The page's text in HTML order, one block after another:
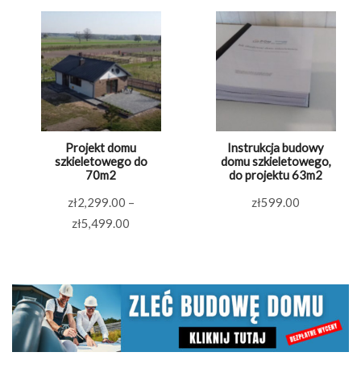
Projekt domu
szkieletowego do
70m2
zł2,299.00 –
zł5,499.00
zł2,299.00
do
zł5,499.00
Instrukcja budowy
domu szkieletowego,
do projektu 63m2
zł599.00